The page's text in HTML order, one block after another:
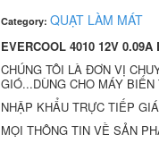
Category: QUẠT LÀM MÁT
EVERCOOL 4010 12V 0.09A
CHÚNG TÔI LÀ ĐƠN VỊ
GIÓ...DÙNG CHO MÁY
NHẬP KHẨU TRỰC TIẾP
MỌI THÔNG TIN VỀ SẢN